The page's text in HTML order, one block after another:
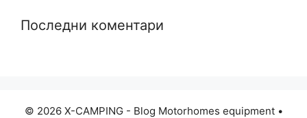
Последни коментари
© 2026 X-CAMPING - Blog Motorhomes equipment•